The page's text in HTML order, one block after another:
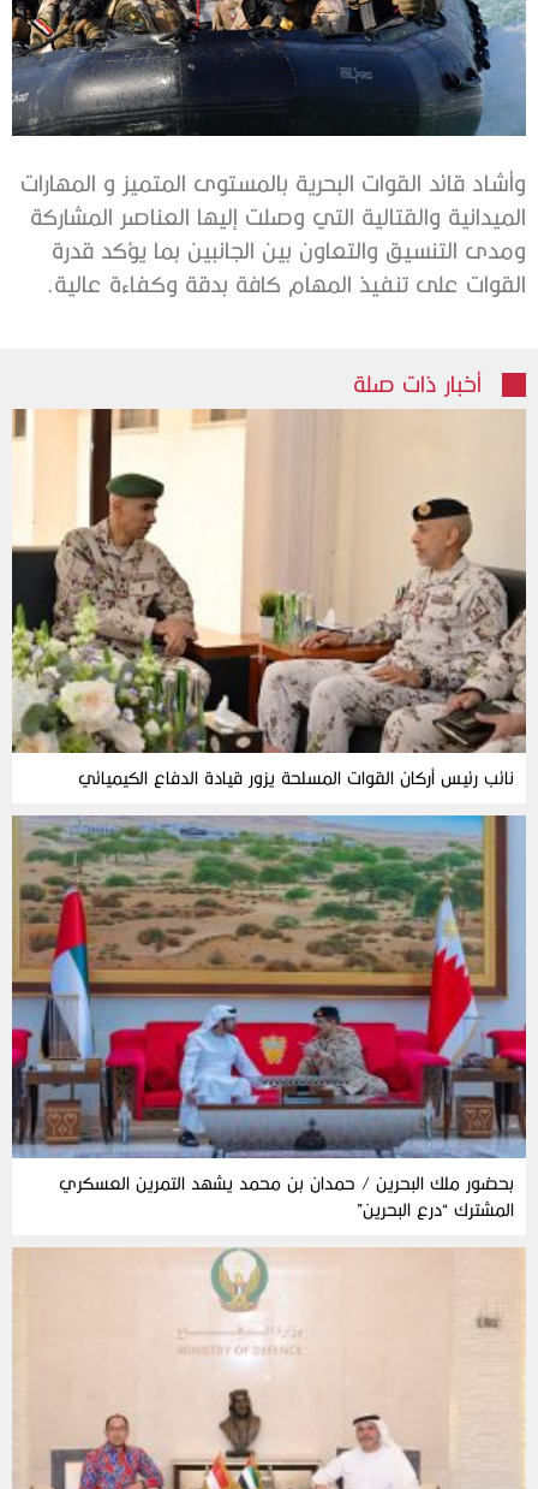
وأشاد قائد القوات البحرية بالمستوى المتميز و المهارات
الميدانية والقتالية التي وصلت إليها العناصر المشاركة
ومدى التنسيق والتعاون بين الجانبين بما يؤكد قدرة
القوات على تنفيذ المهام كافة بدقة وكفاءة عالية.
أخبار ذات صلة
نائب رئيس أركان القوات المسلحة يزور قيادة الدفاع الكيميائي
بحضور ملك البحرين / حمدان بن محمد يشهد التمرين العسكري
المشترك “درع البحرين”